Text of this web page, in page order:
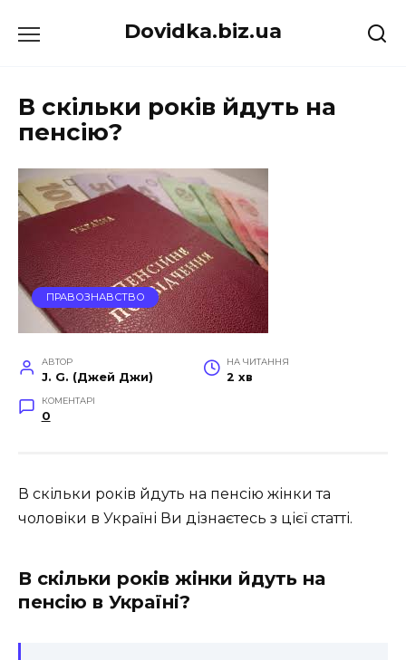
до
Dovidka.biz.ua
В скільки років йдуть на
пенсію?
ПРАВОЗНАВСТВО
АВТОР
J. G. (Джей Джи)
НА ЧИТАННЯ
2 хв
КОМЕНТАРІ
0
В скільки років йдуть на пенсію жінки та
чоловіки в Україні Ви дізнаєтесь з цієї статті.
В скільки років жінки йдуть на
пенсію в Україні?